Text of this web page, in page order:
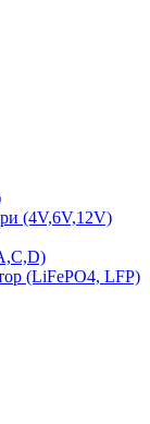
(4V,6V,12V)
(LiFePO4, LFP)